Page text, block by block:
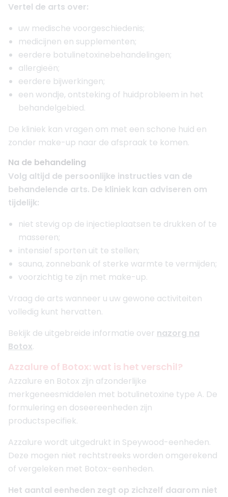
Vertel de arts over:
uw medische voorgeschiedenis;
medicijnen en supplementen;
eerdere botulinetoxinebehandelingen;
allergieën;
eerdere bijwerkingen;
een wondje, ontsteking of huidprobleem in het
behandelgebied.
De kliniek kan vragen om met een schone huid en
zonder make-up naar de afspraak te komen.
Na de behandeling
Volg altijd de persoonlijke instructies van de
behandelende arts. De kliniek kan adviseren om
tijdelijk:
niet stevig op de injectieplaatsen te drukken of te
masseren;
intensief sporten uit te stellen;
sauna, zonnebank of sterke warmte te vermijden;
voorzichtig te zijn met make-up.
Vraag de arts wanneer u uw gewone activiteiten
volledig kunt hervatten.
Bekijk de uitgebreide informatie over nazorg na
Botox.
Azzalure of Botox: wat is het verschil?
Azzalure en Botox zijn afzonderlijke
merkgeneesmiddelen met botulinetoxine type A. De
formulering en doseereenheden zijn
productspecifiek.
Azzalure wordt uitgedrukt in Speywood-eenheden.
Deze mogen niet rechtstreeks worden omgerekend
of vergeleken met Botox-eenheden.
Het aantal eenheden zegt op zichzelf daarom niet